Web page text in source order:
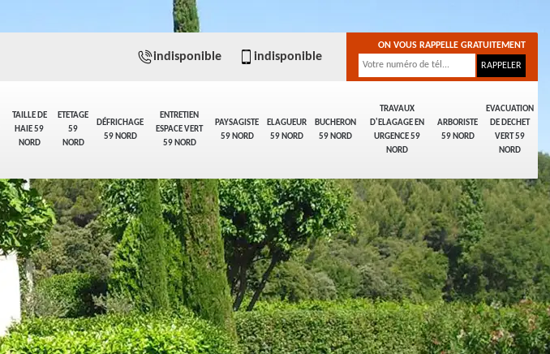
TAILLE DE
HAIE 59
NORD
ETETAGE
59
NORD
DÉFRICHAGE
59 NORD
ENTRETIEN
ESPACE VERT
59 NORD
PAYSAGISTE
59 NORD
ELAGUEUR
59 NORD
BUCHERON
59 NORD
TRAVAUX
D'ELAGAGE EN
URGENCE 59
NORD
ARBORISTE
59 NORD
EVACUATION
DE DECHET
VERT 59
NORD
indisponible indisponible
ON VOUS RAPPELLE GRATUITEMENT